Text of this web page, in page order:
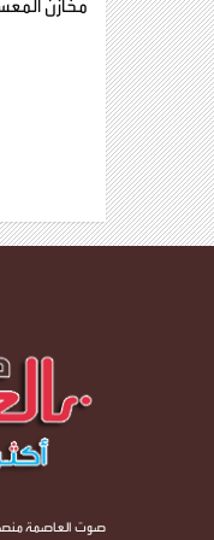
مخازن
صوت العاصمة منصة